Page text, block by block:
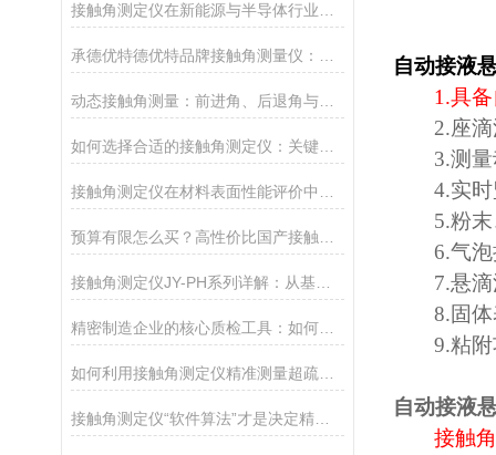
动态接触角测量：前进角、后退角与滚动角分析
如何选择合适的接触角测定仪：关键参数与配置解读
精密制造企业的核心质检工具：如何通过接触角控制产品质量
如何利用接触角测定仪精准测量超疏水材料（>150°）
接触角测定仪“软件算法”才是决定精度的灵魂
自动接液
1.具
2.座
3.测
4.实
5.粉
6.气
7.悬
8.固
9.粘
自动接液
接触